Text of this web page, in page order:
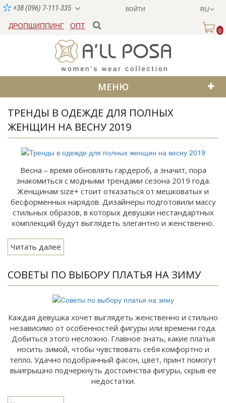
ВОЙТИ RU
+38 (096) 7-111-335
ДРОПШИППИНГ ОПТ
0
МЕНЮ
ТРЕНДЫ В ОДЕЖДЕ ДЛЯ ПОЛНЫХ
ЖЕНЩИН НА ВЕСНУ 2019
Весна – время обновлять гардероб, а значит, пора
знакомиться с модными трендами сезона 2019 года.
Женщинам size+ стоит отказаться от мешковатых и
бесформенных нарядов. Дизайнеры подготовили массу
стильных образов, в которых девушки нестандартных
комплекций будут выглядеть элегантно и женственно.
Читать далее
СОВЕТЫ ПО ВЫБОРУ ПЛАТЬЯ НА ЗИМУ
Каждая девушка хочет выглядеть женственно и стильно
независимо от особенностей фигуры или времени года.
Добиться этого несложно. Главное знать, какие платья
носить зимой, чтобы чувствовать себя комфортно и
тепло. Удачно подобранный фасон, цвет, принт помогут
выигрышно подчеркнуть достоинства фигуры, скрыв ее
недостатки.